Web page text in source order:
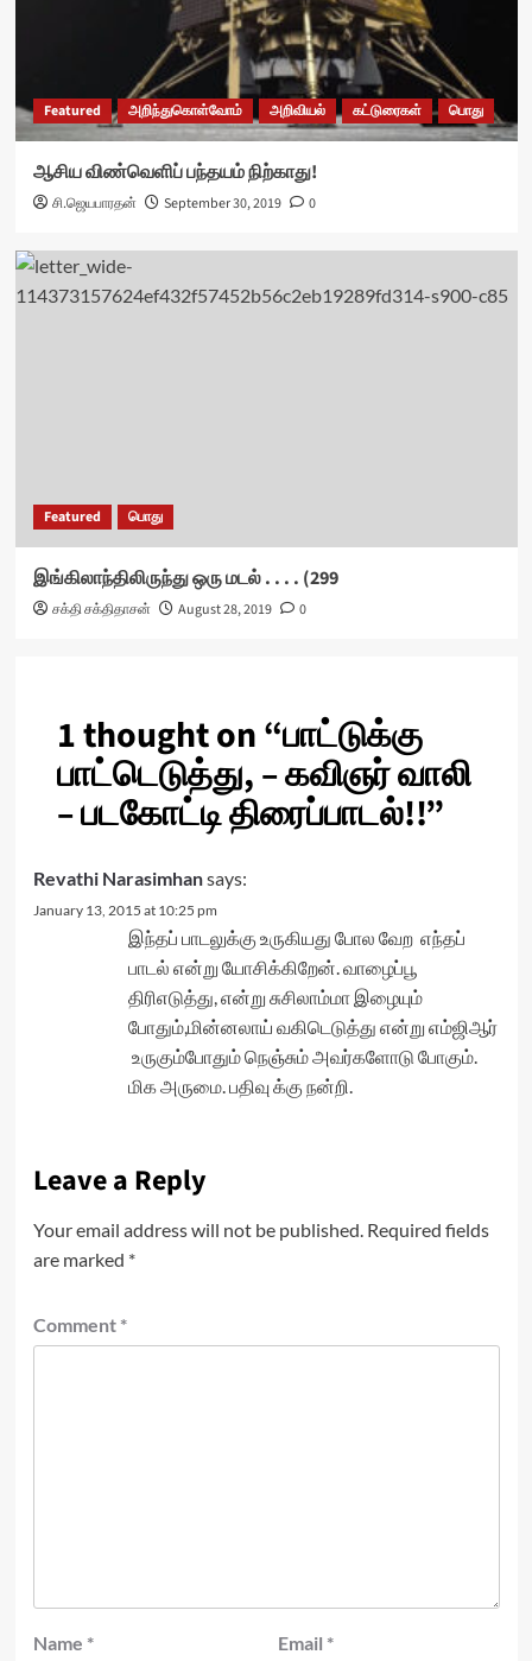
Featured அறிந்துகொள்வோம் அறிவியல் கட்டுரைகள் பொது
ஆசிய விண்வெளிப் பந்தயம் நிற்காது!
சி.ஜெயபாரதன் September 30, 2019 0
Featured பொது
இங்கிலாந்திலிருந்து ஒரு மடல் . . . . (299
சக்தி சக்திதாசன் August 28, 2019 0
1 thought on “பாட்டுக்கு
பாட்டெடுத்து, – கவிஞர் வாலி
– படகோட்டி திரைப்பாடல்!!”
Revathi Narasimhansays:
January 13, 2015 at 10:25 pm
இந்தப் பாடலுக்கு உருகியது போல வேற எந்தப்
பாடல் என்று யோசிக்கிறேன். வாழைப்பூ
திரிஎடுத்து, என்று சுசிலாம்மா இழையும்
போதும்,மின்னலாய் வகிடெடுத்து என்று எம்ஜிஆர்
உருகும்போதும் நெஞ்சும் அவர்களோடு போகும்.
மிக அருமை. பதிவு க்கு நன்றி.
Leave a Reply
Your email address will not be published. Required fields
are marked *
Comment *
Name * Email *